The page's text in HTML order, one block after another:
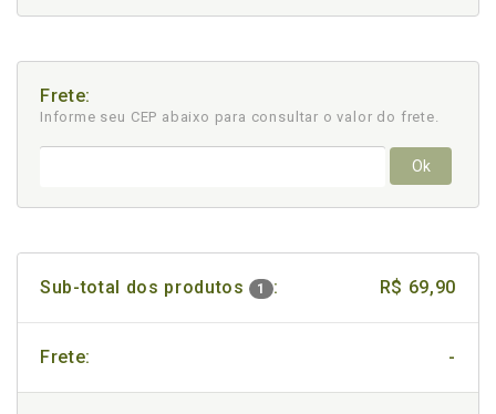
Frete:
Informe seu CEP abaixo para consultar o valor do frete.
Ok
Sub-total dos produtos 1 : R$ 69,90
Frete: -